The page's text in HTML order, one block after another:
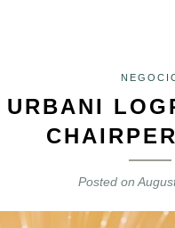
URBANI
Posted on